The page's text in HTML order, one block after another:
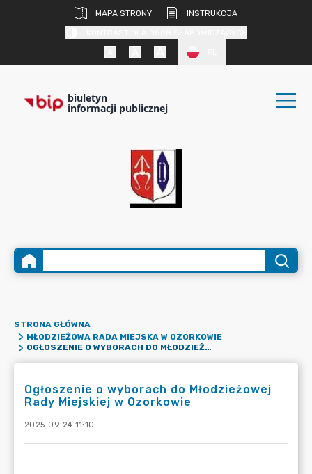
MAPA STRONY
INSTRUKCJA
biuletyn
informacji publicznej
STRONA GŁÓWNA
MŁODZIEŻOWA RADA MIEJSKA W OZORKOWIE
OGŁOSZENIE O WYBORACH DO MŁODZIEŻOWEJ RADY MIEJSKIEJ W OZORKOWIE
Ogłoszenie o wyborach do Młodzieżowej
Rady Miejskiej w Ozorkowie
2025-09-24 11:10